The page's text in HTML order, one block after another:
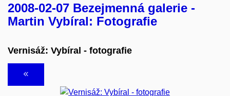
2008-02-07 Bezejmenná galerie -
Martin Vybíral: Fotografie
Vernisáž: Vybíral - fotografie